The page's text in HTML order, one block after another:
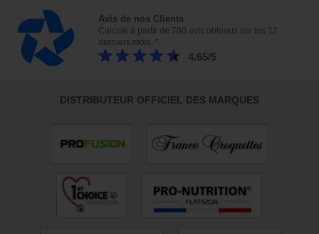
Avis de nos Clients
Calculé à partir de 700 avis obtenus sur les 12
derniers mois. *
4.65/5
DISTRIBUTEUR OFFICIEL DES MARQUES